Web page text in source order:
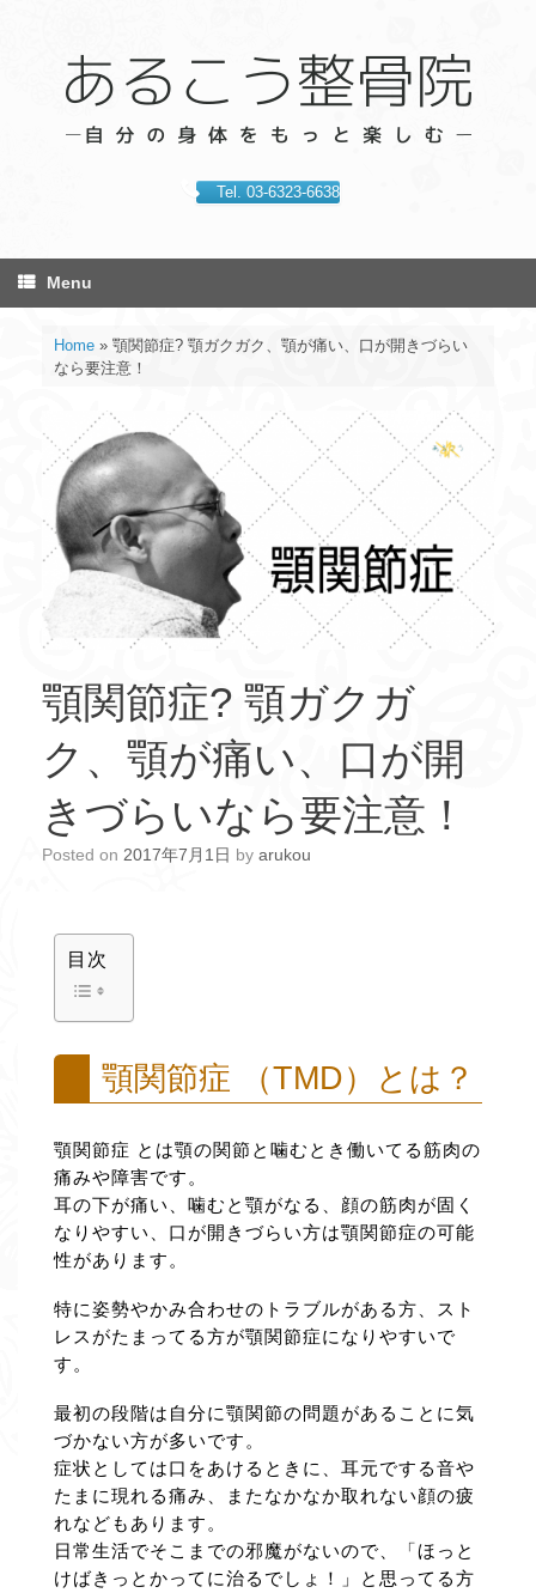
Tel. 03-6323-6638
Menu
Home» 顎関節症? 顎ガクガク、顎が痛い、口が開きづらい
なら要注意！
顎関節症? 顎ガクガ
ク、顎が痛い、口が開
きづらいなら要注意！
Posted on 2017年7月1日 by arukou
目次
顎関節症 （TMD）とは？
顎関節症 とは顎の関節と噛むとき働いてる筋肉の
痛みや障害です。
耳の下が痛い、噛むと顎がなる、顔の筋肉が固く
なりやすい、口が開きづらい方は顎関節症の可能
性があります。
特に姿勢やかみ合わせのトラブルがある方、スト
レスがたまってる方が顎関節症になりやすいで
す。
最初の段階は自分に顎関節の問題があることに気
づかない方が多いです。
症状としては口をあけるときに、耳元でする音や
たまに現れる痛み、またなかなか取れない顔の疲
れなどもあります。
日常生活でそこまでの邪魔がないので、「ほっと
けばきっとかってに治るでしょ！」と思ってる方